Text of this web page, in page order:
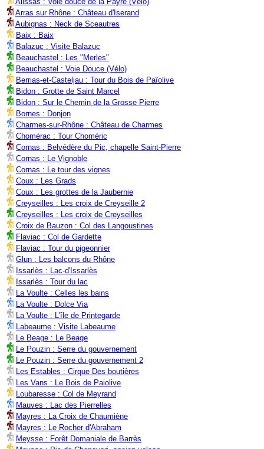
Arras sur Rhône : Château d'Iserand
Aubignas : Neck de Sceautres
Baix : Baix
Balazuc : Visite Balazuc
Beauchastel : Les "Merles"
Beauchastel : Voie Douce (Vélo)
Berrias-et-Casteljau : Tour du Bois de Païolive
Bidon : Grotte de Saint Marcel
Bidon : Sur le Chemin de la Grosse Pierre
Bornes : Donjon
Charmes-sur-Rhône : Château de Charmes
Chomérac : Tour Choméric
Cornas : Belvédère du Pic, chapelle Saint-Pierre
Cornas : Le Vignoble
Cornas : Le tour des vignes
Coux : Les Grads
Coux : Les grottes de la Jaubernie
Creyseilles : Les croix de Creyseille 2
Creyseilles : Les croix de Creyseilles
Croix de Bauzon : Col des Langoustines
Flaviac : Col de Gardette
Flaviac : Tour du pigeonnier
Glun : Les balcons du Rhône
Issarlès : Lac-d'Issarlès
Issarlès : Tour du lac
La Voulte : Celles les bains
La Voulte : Dolce Via
La Voulte : L'île de Printegarde
Labeaume : Visite Labeaume
Le Beage : Le Beage
Le Pouzin : Serre du gouvernement
Le Pouzin : Serre du gouvernement 2
Les Estables : Cirque Des boutières
Les Vans : Le Bois de Paiolive
Loubaresse : Col de Meyrand
Mauves : Lac des Pierrelles
Mayres : La Croix de Chaumiène
Mayres : Le Rocher d'Abraham
Meysse : Forêt Domaniale de Barrès